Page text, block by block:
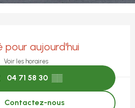
pour aujourd'hui
Voir les horaires
04 71 58 30 ▒▒
Contactez-nous